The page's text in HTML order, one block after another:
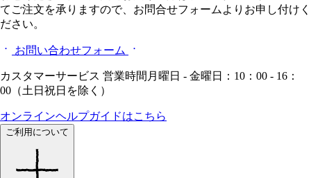
てご注文を承りますので、お問合せフォームよりお申し付けく
ださい。
お問い合わせフォーム
カスタマーサービス 営業時間月曜日 - 金曜日：10：00 - 16：
00（土日祝日を除く）
オンラインヘルプガイドはこちら
ご利用について